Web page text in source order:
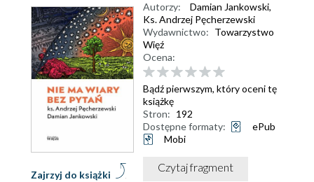
Zajrzyj do książki
Autorzy: Damian Jankowski,
Ks. Andrzej Pęcherzewski
Wydawnictwo: Towarzystwo
Więź
Ocena:
Bądź pierwszym, który oceni tę
książkę
Stron: 192
Dostępne formaty:
ePub
Mobi
Czytaj fragment